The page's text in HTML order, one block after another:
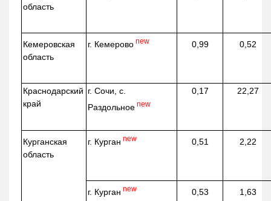
область
Кемеровская
область
г. Кемерово new 0,99 0,52
Краснодарский
край
г. Сочи, с.
Раздольное new
0,17 22,27
Курганская
область
г. Курган new 0,51 2,22
г. Курган new 0,53 1,63